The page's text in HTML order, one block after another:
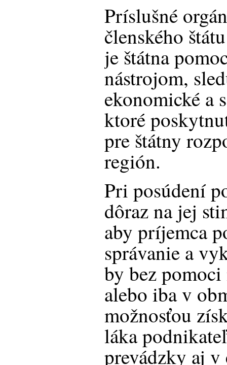
Príslušné
členského
je štátna
nástrojom,
ekonomické a
ktoré
pre štátny
región.
Pri posúdení
dôraz na jej
aby príjemca
správanie a
by bez
alebo iba v
možnosťou
láka
prevádzky aj